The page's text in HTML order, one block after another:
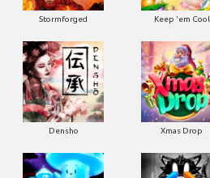
Stormforged Keep 'em Cool
Densho Xmas Drop